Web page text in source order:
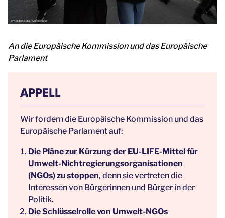
An die Europäische Kommission und das Europäische
Parlament
APPELL
Wir fordern die Europäische Kommission und das
Europäische Parlament auf:
Die Pläne zur Kürzung der EU-LIFE-Mittel für
Umwelt-Nichtregierungsorganisationen
(NGOs) zu stoppen, denn sie vertreten die
Interessen von Bürgerinnen und Bürger in der
Politik.
Die Schlüsselrolle von Umwelt-NGOs